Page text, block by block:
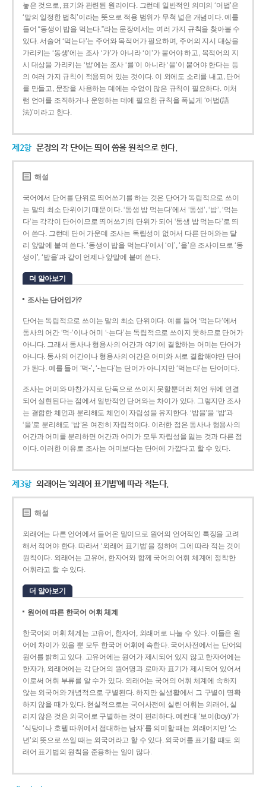
놓은 것으로, 표기와 관련된 원리이다. 그런데 일반적인 의미의 ‘어법’은
‘말의 일정한 법칙’이라는 뜻으로 적용 범위가 무척 넓은 개념이다. 예를
들어 “동생이 밥을 먹는다.”라는 문장에서는 여러 가지 규칙을 찾아볼 수
있다. 서술어 ‘먹는다’는 주어와 목적어가 필요하며, 주어의 지시 대상을
가리키는 ‘동생’에는 조사 ‘가’가 아니라 ‘이’가 붙어야 하고, 목적어의 지
시 대상을 가리키는 ‘밥’에는 조사 ‘를’이 아니라 ‘을’이 붙어야 한다는 등
의 여러 가지 규칙이 적용되어 있는 것이다. 이 외에도 소리를 내고, 단어
를 만들고, 문장을 사용하는 데에는 수없이 많은 규칙이 필요하다. 이처
럼 언어를 조직하거나 운영하는 데에 필요한 규칙을 폭넓게 ‘어법(語
法)’이라고 한다.
제2항 문장의 각 단어는 띄어 씀을 원칙으로 한다.
해설
국어에서 단어를 단위로 띄어쓰기를 하는 것은 단어가 독립적으로 쓰이
는 말의 최소 단위이기 때문이다. ‘동생 밥 먹는다’에서 ‘동생’, ‘밥’, ‘먹는
다’는 각각이 단어이므로 띄어쓰기의 단위가 되어 ‘동생 밥 먹는다’로 띄
어 쓴다. 그런데 단어 가운데 조사는 독립성이 없어서 다른 단어와는 달
리 앞말에 붙여 쓴다. ‘동생이 밥을 먹는다’에서 ‘이’, ‘을’은 조사이므로 ‘동
생이’, ‘밥을’과 같이 언제나 앞말에 붙여 쓴다.
더 알아보기
조사는 단어인가?
단어는 독립적으로 쓰이는 말의 최소 단위이다. 예를 들어 ‘먹는다’에서
동사의 어간 ‘먹-­’이나 어미 ‘­-는다’는 독립적으로 쓰이지 못하므로 단어가
아니다. 그래서 동사나 형용사의 어간과 여기에 결합하는 어미는 단어가
아니다. 동사의 어간이나 형용사의 어간은 어미와 서로 결합해야만 단어
가 된다. 예를 들어 ‘먹-’, ‘-는다’는 단어가 아니지만 ‘먹는다’는 단어이다.
조사는 어미와 마찬가지로 단독으로 쓰이지 못할뿐더러 체언 뒤에 연결
되어 실현된다는 점에서 일반적인 단어와는 차이가 있다. 그렇지만 조사
는 결합한 체언과 분리해도 체언이 자립성을 유지한다. ‘밥을’을 ‘밥’과
‘을’로 분리해도 ‘밥’은 여전히 자립적이다. 이러한 점은 동사나 형용사의
어간과 어미를 분리하면 어간과 어미가 모두 자립성을 잃는 것과 다른 점
이다. 이러한 이유로 조사는 어미보다는 단어에 가깝다고 할 수 있다.
제3항 외래어는 ‘외래어 표기법’에 따라 적는다.
해설
외래어는 다른 언어에서 들어온 말이므로 원어의 언어적인 특징을 고려
해서 적어야 한다. 따라서 ‘외래어 표기법’을 정하여 그에 따라 적는 것이
원칙이다. 외래어는 고유어, 한자어와 함께 국어의 어휘 체계에 정착한
어휘라고 할 수 있다.
더 알아보기
원어에 따른 한국어 어휘 체계
한국어의 어휘 체계는 고유어, 한자어, 외래어로 나눌 수 있다. 이들은 원
어에 차이가 있을 뿐 모두 한국어 어휘에 속한다. 국어사전에서는 단어의
원어를 밝히고 있다. 고유어에는 원어가 제시되어 있지 않고 한자어에는
한자가, 외래어에는 각 단어의 원어명과 로마자 표기가 제시되어 있어서
이로써 어휘 부류를 알 수가 있다. 외래어는 국어의 어휘 체계에 속하지
않는 외국어와 개념적으로 구별된다. 하지만 실생활에서 그 구별이 명확
하지 않을 때가 있다. 현실적으로는 국어사전에 실린 어휘는 외래어, 실
리지 않은 것은 외국어로 구별하는 것이 편리하다. 예컨대 ‘보이(boy)’가
‘식당이나 호텔 따위에서 접대하는 남자’를 의미할 때는 외래어지만 ‘소
년’의 뜻으로 쓰일 때는 외국어라고 할 수 있다. 외국어를 표기할 때도 외
래어 표기법의 원칙을 준용하는 일이 많다.